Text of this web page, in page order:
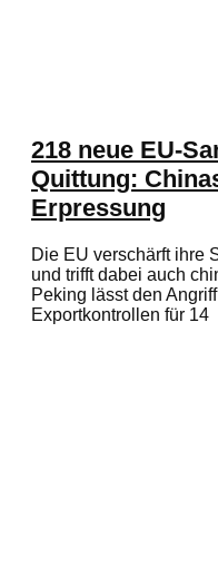
218 neue EU-
Quittung:
Erpressung
Die EU verschärft ihre
und trifft dabei auch
Peking lässt den
Exportkontrollen für 14